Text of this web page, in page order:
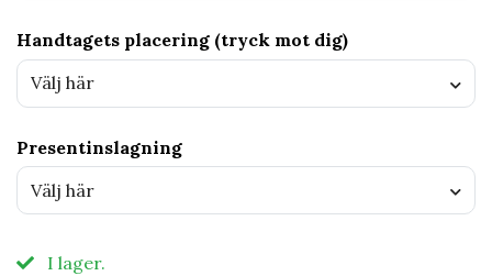
Handtagets placering (tryck mot dig)
Välj här
Presentinslagning
Välj här
I lager.